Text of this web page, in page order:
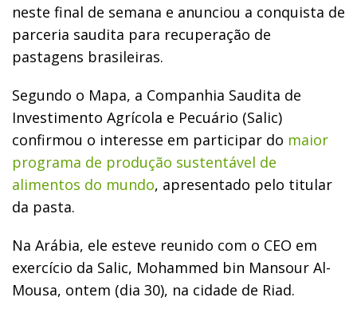
neste final de semana e anunciou a conquista de
parceria saudita para recuperação de
pastagens brasileiras.
Segundo o Mapa, a Companhia Saudita de
Investimento Agrícola e Pecuário (Salic)
confirmou o interesse em participar do maior
programa de produção sustentável de
alimentos do mundo, apresentado pelo titular
da pasta.
Na Arábia, ele esteve reunido com o CEO em
exercício da Salic, Mohammed bin Mansour Al-
Mousa, ontem (dia 30), na cidade de Riad.